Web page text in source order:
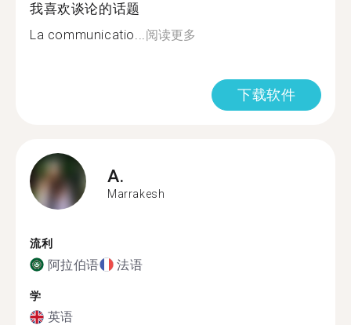
我喜欢谈论的话题
La communicatio...阅读更多
下载软件
A.
Marrakesh
流利
阿拉伯语 法语
学
英语